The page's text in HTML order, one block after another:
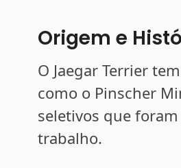
Origem e
O Jaegar Terrier
como o Pinscher
seletivos que
trabalho.